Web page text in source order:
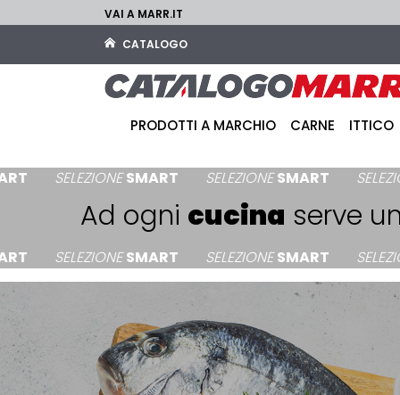
VAI A MARR.IT
CATALOGO
PRODOTTI A MARCHIO CARNE ITTICO
SMART SELEZIONESMART SELEZIONE
Ad ogni cucina serve
SMART SELEZIONESMART SELEZIONE